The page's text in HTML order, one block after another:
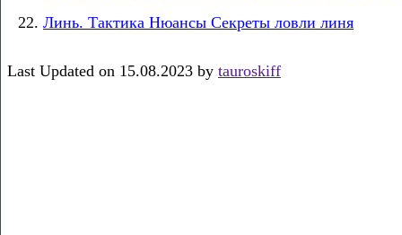
Линь. Тактика Нюансы Секреты ловли линя
Last Updated on 15.08.2023 by tauroskiff